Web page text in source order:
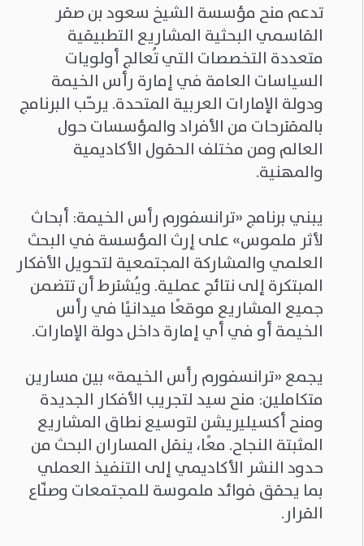
تدعم منح مؤسسة الشيخ سعود بن صقر
القاسمي البحثية المشاريع التطبيقية
متعددة التخصصات التي تُعالج أولويات
السياسات العامة في إمارة رأس الخيمة
ودولة الإمارات العربية المتحدة. يرحّب البرنامج
بالمقترحات من الأفراد والمؤسسات حول
العالم ومن مختلف الحقول الأكاديمية
والمهنية.
يبني برنامج «ترانسفورم رأس الخيمة: أبحاث
لأثر ملموس» على إرث المؤسسة في البحث
العلمي والمشاركة المجتمعية لتحويل الأفكار
المبتكرة إلى نتائج عملية. ويُشترط أن تتضمن
جميع المشاريع موقعًا ميدانيًا في رأس
الخيمة أو في أي إمارة داخل دولة الإمارات.
يجمع «ترانسفورم رأس الخيمة» بين مسارين
متكاملين: منح سيد لتجريب الأفكار الجديدة
ومنح أكسيليريشن لتوسيع نطاق المشاريع
المثبتة النجاح. معًا، ينقل المساران البحث من
حدود النشر الأكاديمي إلى التنفيذ العملي
بما يحقق فوائد ملموسة للمجتمعات وصنّاع
القرار.